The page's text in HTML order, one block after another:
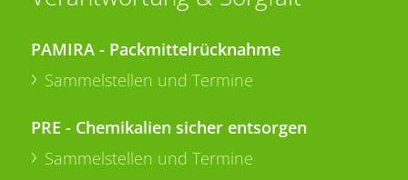
PAMIRA - Packmittelrücknahme
Sammelstellen und Termine
PRE - Chemikalien sicher entsorgen
Sammelstellen und Termine